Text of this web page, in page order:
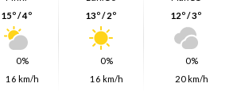
15º / 4º
0%
16 km/h
13º / 2º
0%
16 km/h
12º / 3º
0%
20 km/h